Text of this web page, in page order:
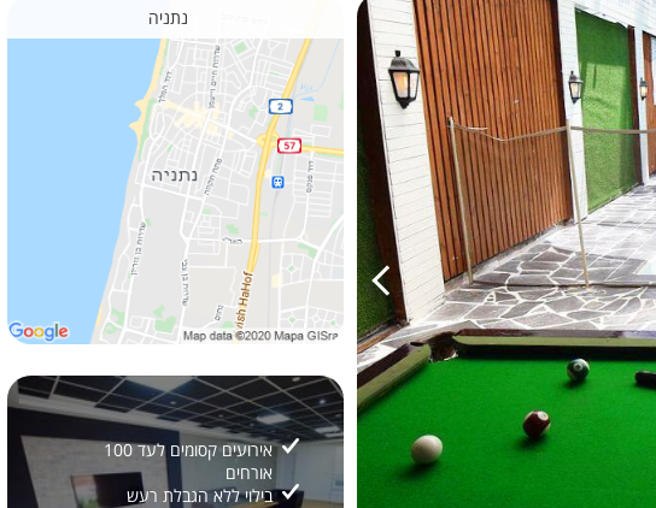
נתניה
אירועים קסומים לעד 100
אורחים
בילוי ללא הגבלת רעש